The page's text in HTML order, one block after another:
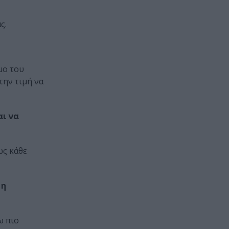
του
τιμή να
να
κάθε
πιο